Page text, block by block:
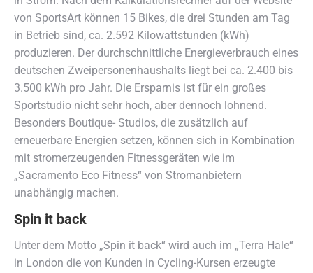
von SportsArt können 15 Bikes, die drei Stunden am Tag
in Betrieb sind, ca. 2.592 Kilowattstunden (kWh)
produzieren. Der durchschnittliche Energieverbrauch eines
deutschen Zweipersonenhaushalts liegt bei ca. 2.400 bis
3.500 kWh pro Jahr. Die Ersparnis ist für ein großes
Sportstudio nicht sehr hoch, aber dennoch lohnend.
Besonders Boutique- Studios, die zusätzlich auf
erneuerbare Energien setzen, können sich in Kombination
mit stromerzeugenden Fitnessgeräten wie im
„Sacramento Eco Fitness“ von Stromanbietern
unabhängig machen.
Spin it back
Unter dem Motto „Spin it back“ wird auch im „Terra Hale“
in London die von Kunden in Cycling-Kursen erzeugte